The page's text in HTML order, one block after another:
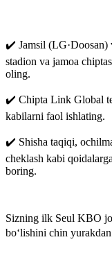
✔️ Jamsil (LG·Doosan)
stadion va jamoa
oling.
✔️ Chipta Link Global
kabilarni faol ishlating.
✔️ Shisha taqiqi,
cheklash kabi
boring.
Sizning ilk Seul KBO
bo‘lishini chin